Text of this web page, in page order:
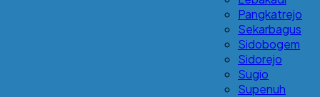
Pangkatrejo
Sekarbagus
Sidobogem
Sidorejo
Sugio
Supenuh